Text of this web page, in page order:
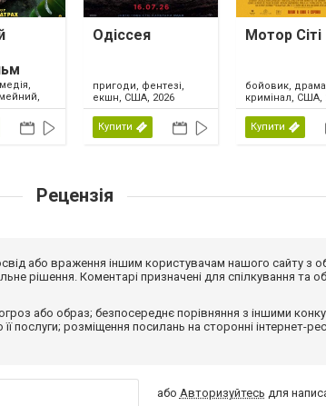
Одіссея
пригоди, фентезі,
екшн, США, 2026
Купити
Мотор Сіті
бойовик, драма,
кримінал, США,
Купити
Рецензія
або враження іншим користувачам нашого сайту з
рішення. Коментарі призначені для спілкування та
або образ; безпосереднє порівняння з іншими
послуги; розміщення посилань на сторонні інтернет-
або Авторизуйтесь для